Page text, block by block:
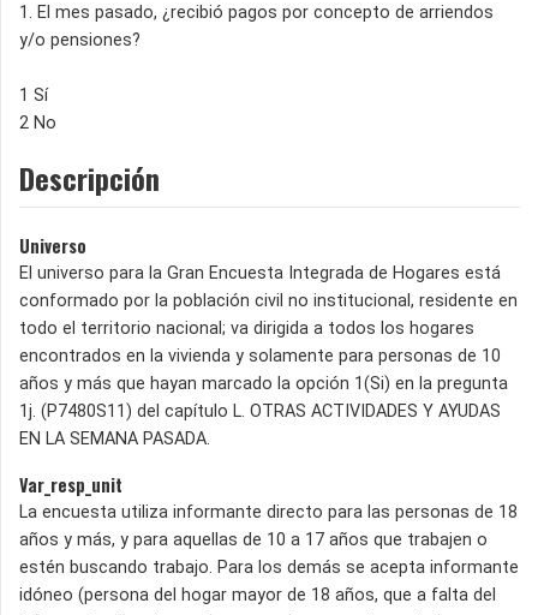
1. El mes pasado, ¿recibió pagos por concepto de arriendos
y/o pensiones?
1 Sí
2 No
Descripción
Universo
El universo para la Gran Encuesta Integrada de Hogares está
conformado por la población civil no institucional, residente en
todo el territorio nacional; va dirigida a todos los hogares
encontrados en la vivienda y solamente para personas de 10
años y más que hayan marcado la opción 1(Si) en la pregunta
1j. (P7480S11) del capítulo L. OTRAS ACTIVIDADES Y AYUDAS
EN LA SEMANA PASADA.
Var_resp_unit
La encuesta utiliza informante directo para las personas de 18
años y más, y para aquellas de 10 a 17 años que trabajen o
estén buscando trabajo. Para los demás se acepta informante
idóneo (persona del hogar mayor de 18 años, que a falta del